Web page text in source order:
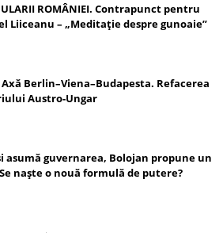
ROMÂNIEI. Contrapunct pentru
Liiceanu – „Meditație despre gunoaie”
Berlin–Viena–Budapesta. Refacerea
Austro-Ungar
asumă guvernarea, Bolojan propune un
naște o nouă formulă de putere?